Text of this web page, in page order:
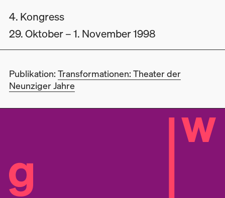
4. Kongress
29. Oktober– 1. November 1998
Publikation:Transformationen: Theater der
Neunziger Jahre